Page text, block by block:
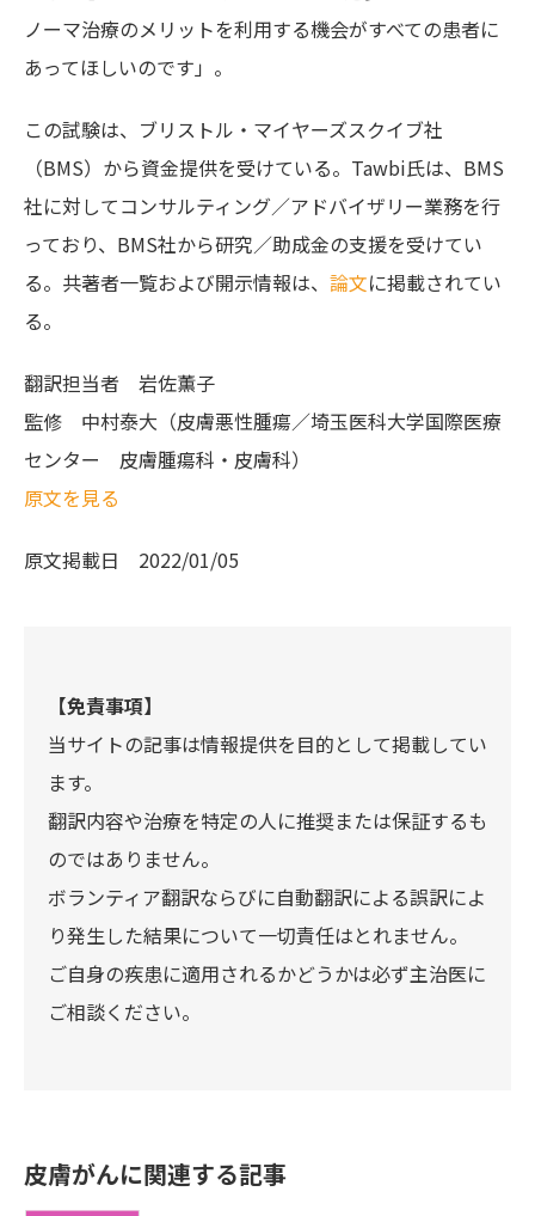
ノーマ治療のメリットを利用する機会がすべての患者に
あってほしいのです」。
この試験は、ブリストル・マイヤーズスクイブ社
（BMS）から資金提供を受けている。Tawbi氏は、BMS
社に対してコンサルティング／アドバイザリー業務を行
っており、BMS社から研究／助成金の支援を受けてい
る。共著者一覧および開示情報は、 論文に掲載されてい
る。
翻訳担当者 岩佐薫子
監修 中村泰大（皮膚悪性腫瘍／埼玉医科大学国際医療
センター 皮膚腫瘍科・皮膚科）
原文を見る
原文掲載日 2022/01/05
【免責事項】
当サイトの記事は情報提供を目的として掲載してい
ます。
翻訳内容や治療を特定の人に推奨または保証するも
のではありません。
ボランティア翻訳ならびに自動翻訳による誤訳によ
り発生した結果について一切責任はとれません。
ご自身の疾患に適用されるかどうかは必ず主治医に
ご相談ください。
皮膚がんに関連する記事